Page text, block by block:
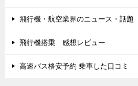
飛行機・航空業界のニュース・話題
飛行機搭乗 感想レビュー
高速バス格安予約 乗車した口コミ